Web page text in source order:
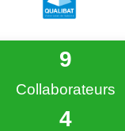
Collaborateurs
9
4